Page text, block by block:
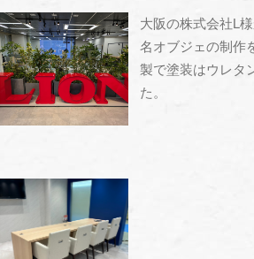
" alt="" />
大阪の株式会社L
名オブジェの制作
製で塗装はウレタ
た。